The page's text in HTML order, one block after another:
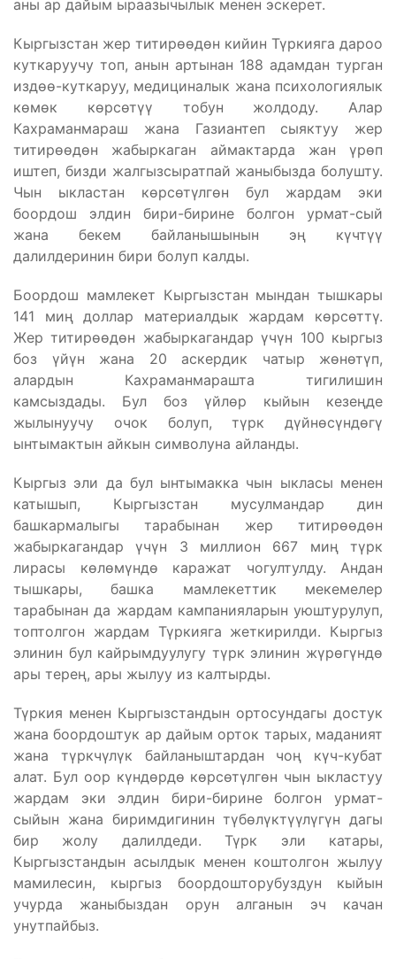
аны ар дайым ыраазычылык менен эскерет.
Кыргызстан жер титирөөдөн кийин Түркияга дароо
куткаруучу топ, анын артынан 188 адамдан турган
издөө-куткаруу, медициналык жана психологиялык
көмөк көрсөтүү тобун жолдоду. Алар
Кахраманмараш жана Газиантеп сыяктуу жер
титирөөдөн жабыркаган аймактарда жан үрөп
иштеп, бизди жалгызсыратпай жаныбызда болушту.
Чын ыкластан көрсөтүлгөн бул жардам эки
боордош элдин бири-бирине болгон урмат-сый
жана бекем байланышынын эң күчтүү
далилдеринин бири болуп калды.
Боордош мамлекет Кыргызстан мындан тышкары
141 миң доллар материалдык жардам көрсөттү.
Жер титирөөдөн жабыркагандар үчүн 100 кыргыз
боз үйүн жана 20 аскердик чатыр жөнөтүп,
алардын Кахраманмарашта тигилишин
камсыздады. Бул боз үйлөр кыйын кезеңде
жылынуучу очок болуп, түрк дүйнөсүндөгү
ынтымактын айкын символуна айланды.
Кыргыз эли да бул ынтымакка чын ыкласы менен
катышып, Кыргызстан мусулмандар дин
башкармалыгы тарабынан жер титирөөдөн
жабыркагандар үчүн 3 миллион 667 миң түрк
лирасы көлөмүндө каражат чогултулду. Андан
тышкары, башка мамлекеттик мекемелер
тарабынан да жардам кампанияларын уюштурулуп,
топтолгон жардам Түркияга жеткирилди. Кыргыз
элинин бул кайрымдуулугу түрк элинин жүрөгүндө
ары терең, ары жылуу из калтырды.
Түркия менен Кыргызстандын ортосундагы достук
жана боордоштук ар дайым орток тарых, маданият
жана түркчүлүк байланыштардан чоң күч-кубат
алат. Бул оор күндөрдө көрсөтүлгөн чын ыкластуу
жардам эки элдин бири-бирине болгон урмат-
сыйын жана биримдигинин түбөлүктүүлүгүн дагы
бир жолу далилдеди. Түрк эли катары,
Кыргызстандын асылдык менен коштолгон жылуу
мамилесин, кыргыз боордошторубуздун кыйын
учурда жаныбыздан орун алганын эч качан
унутпайбыз.